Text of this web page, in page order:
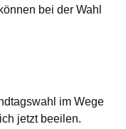
bei der Wahl
im Wege
jetzt beeilen.